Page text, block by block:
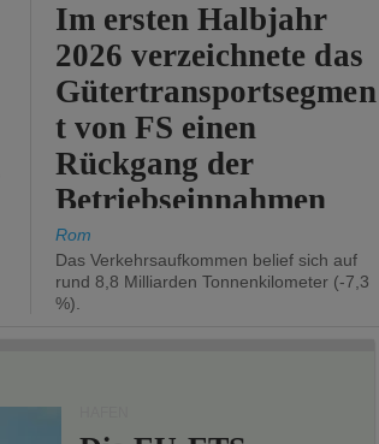
Im ersten Halbjahr
2026 verzeichnete das
Gütertransportsegmen
t von FS einen
Rückgang der
Betriebseinnahmen
um 2,7 %.
Rom
Das Verkehrsaufkommen belief sich auf
rund 8,8 Milliarden Tonnenkilometer (-7,3
%).